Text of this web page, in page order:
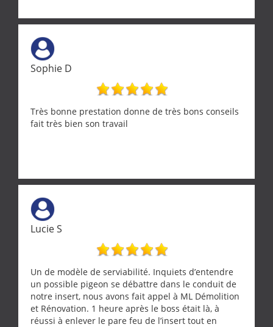
Sophie D
Très bonne prestation donne de très bons conseils
fait très bien son travail
Lucie S
Un de modèle de serviabilité. Inquiets d’entendre
un possible pigeon se débattre dans le conduit de
notre insert, nous avons fait appel à ML Démolition
et Rénovation. 1 heure après le boss était là, à
réussi à enlever le pare feu de l’insert tout en